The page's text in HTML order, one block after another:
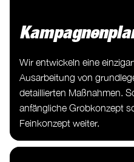
Wir entwickeln eine
Ausarbeitung von
detaillierten Maßnahmen.
anfängliche Grobkonzept
Feinkonzept weiter.